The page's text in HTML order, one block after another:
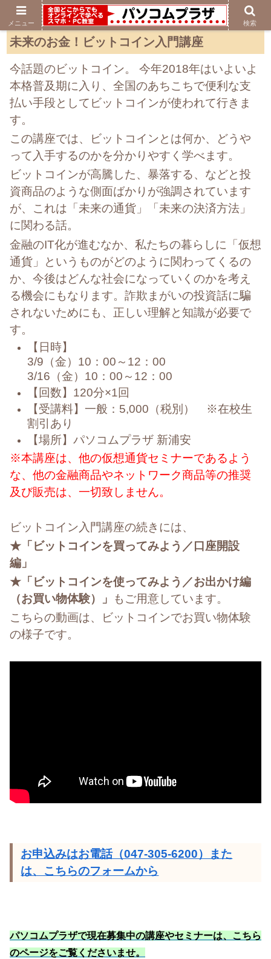
未来のお金！ビットコイン入門講座
今話題のビットコイン。 今年2018年はいよいよ
本格普及期に入り、全国のあちこちで便利な支
払い手段としてビットコインが使われて行きま
す。
この講座では、ビットコインとは何か、どうや
って入手するのかを分かりやすく学べます。
ビットコインが高騰した、暴落する、などと投
資商品のような側面ばかりが強調されています
が、これは「未来の通貨」「未来の決済方法」
に関わる話。
金融のIT化が進むなか、私たちの暮らしに「仮想
通貨」というものがどのように関わってくるの
か、今後はどんな社会になっていくのかを考え
る機会にもなります。詐欺まがいの投資話に騙
されないためにも、正しい理解と知識が必要で
す。
【日時】
3/9（金）10：00～12：00
3/16（金）10：00～12：00
【回数】120分×1回
【受講料】一般：5,000（税別） ※在校生
割引あり
【場所】パソコムプラザ 新浦安
※本講座は、他の仮想通貨セミナーであるよう
な、他の金融商品やネットワーク商品等の推奨
及び販売は、一切致しません。
ビットコイン入門講座の続きには、
★「ビットコインを買ってみよう／口座開設
編」
★「ビットコインを使ってみよう／お出かけ編
（お買い物体験）」
もご用意しています。
こちらの動画は、ビットコインでお買い物体験
の様子です。
お申込みはお電話（047-305-6200）また
は、こちらのフォームから
パソコムプラザで現在募集中の講座やセミナーは、こちら
のページをご覧くださいませ。
メニュー 検索